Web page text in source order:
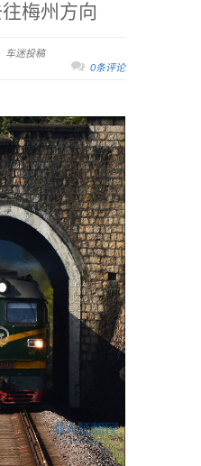
梅州方向
车迷投稿
0条评论